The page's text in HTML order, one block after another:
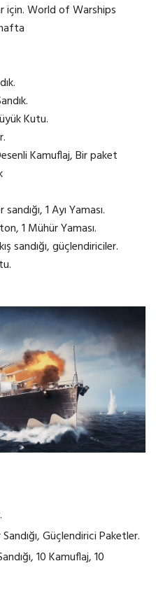
için. World of Warships
Kutu.
Kamuflaj, Bir paket
1 Ayı Yaması.
1 Mühür Yaması.
sandığı, güçlendiriciler.
Güçlendirici Paketler.
10 Kamuflaj, 10